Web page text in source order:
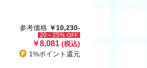
参考価格 ￥10,230-
20～25% OFF
￥8,081 (税込)
1%ポイント還元